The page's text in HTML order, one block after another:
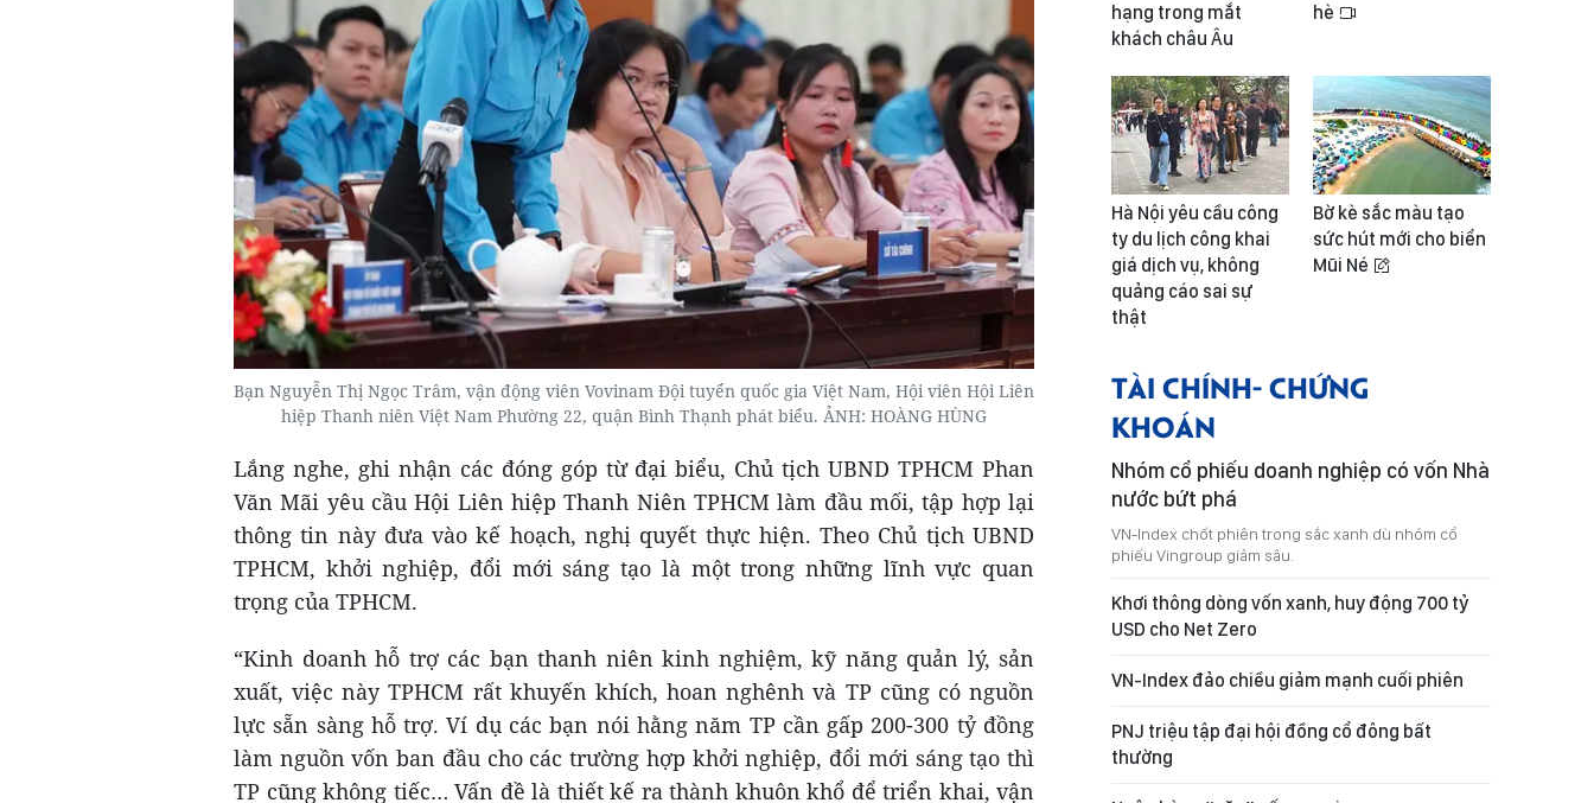
Bạn Nguyễn Thị Ngọc Trâm, vận động viên Vovinam Đội tuyển quốc gia Việt Nam, Hội viên Hội Liên
hiệp Thanh niên Việt Nam Phường 22, quận Bình Thạnh phát biểu. ẢNH: HOÀNG HÙNG
Lắng nghe, ghi nhận các đóng góp từ đại biểu, Chủ tịch UBND TPHCM Phan
Văn Mãi yêu cầu Hội Liên hiệp Thanh Niên TPHCM làm đầu mối, tập hợp lại
thông tin này đưa vào kế hoạch, nghị quyết thực hiện. Theo Chủ tịch UBND
TPHCM, khởi nghiệp, đổi mới sáng tạo là một trong những lĩnh vực quan
trọng của TPHCM.
“Kinh doanh hỗ trợ các bạn thanh niên kinh nghiệm, kỹ năng quản lý, sản
xuất, việc này TPHCM rất khuyến khích, hoan nghênh và TP cũng có nguồn
lực sẵn sàng hỗ trợ. Ví dụ các bạn nói hằng năm TP cần gấp 200-300 tỷ đồng
làm nguồn vốn ban đầu cho các trường hợp khởi nghiệp, đổi mới sáng tạo thì
TP cũng không tiếc… Vấn đề là thiết kế ra thành khuôn khổ để triển khai, vận
hạng trong mắt
khách châu Âu
hè
Hà Nội yêu cầu công
ty du lịch công khai
giá dịch vụ, không
quảng cáo sai sự
thật
Bờ kè sắc màu tạo
sức hút mới cho biển
Mũi Né
TÀI CHÍNH- CHỨNG
KHOÁN
Nhóm cổ phiếu doanh nghiệp có vốn Nhà
nước bứt phá
VN-Index chốt phiên trong sắc xanh dù nhóm cổ
phiếu Vingroup giảm sâu.
Khơi thông dòng vốn xanh, huy động 700 tỷ
USD cho Net Zero
VN-Index đảo chiều giảm mạnh cuối phiên
PNJ triệu tập đại hội đồng cổ đông bất
thường